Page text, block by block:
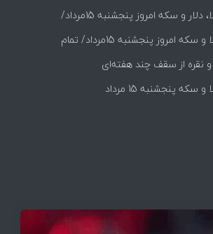
جدول و جزییات
قیمت طلا، دلار و سکه امروز پنجشنبه 15مرداد/
ها + جدول
قیمت طلا و سکه امروز پنجشنبه 15مرداد/ تمام
مدار افزایش + جدول
و نقره از سقف چند هفته‌ای
پنجشنبه 15 مرداد